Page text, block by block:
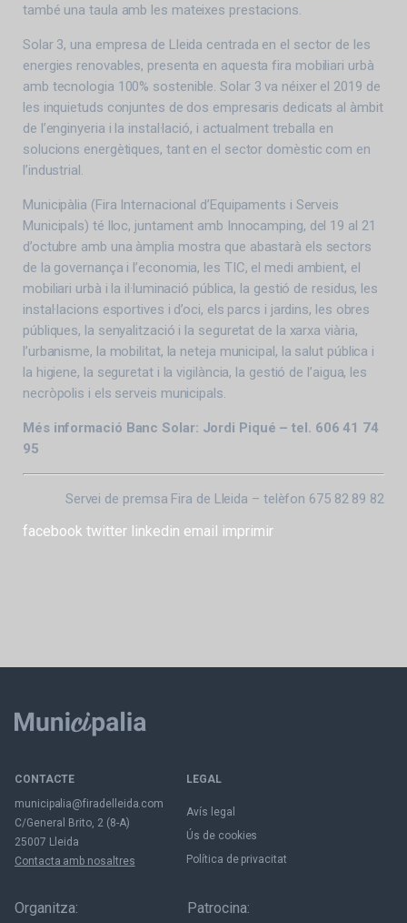
també una taula amb les mateixes prestacions.
Solar 3, una empresa de Lleida centrada en el sector de les
energies renovables, presenta en aquesta fira mobiliari urbà
amb tecnologia 100% sostenible. Solar 3 va néixer el 2019 de
les inquietuds conjuntes de dos empresaris dedicats al àmbit
de l’enginyeria i la instal·lació, i actualment treballa en
solucions energètiques, tant en el sector domèstic com en
l’industrial.
Municipàlia (Fira Internacional d’Equipaments i Serveis
Municipals) té lloc, juntament amb Innocamping, del 19 al 21
d’octubre amb una àmplia mostra que abastarà els sectors
de la governança i l’economia, les TIC, el medi ambient, el
mobiliari urbà i la il·luminació pública, la gestió de residus, les
instal·lacions esportives i d’oci, els parcs i jardins, les obres
públiques, la senyalització i la seguretat de la xarxa viària,
l’urbanisme, la mobilitat, la neteja municipal, la salut pública i
la higiene, la seguretat i la vigilància, la gestió de l’aigua, les
necròpolis i els serveis municipals.
Més informació Banc Solar: Jordi Piqué – tel. 606 41 74
95
Servei de premsa Fira de Lleida – telèfon 675 82 89 82
facebook twitter linkedin email imprimir
CONTACTE
municipalia@firadelleida.com
C/General Brito, 2 (8-A)
25007 Lleida
Contacta amb nosaltres
LEGAL
Avís legal
Ús de cookies
Política de privacitat
Organitza: Patrocina: